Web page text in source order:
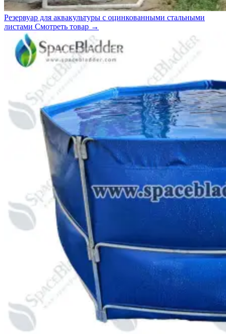
Резервуар для аквакультуры с оцинкованными стальными
листами Смотреть товар →